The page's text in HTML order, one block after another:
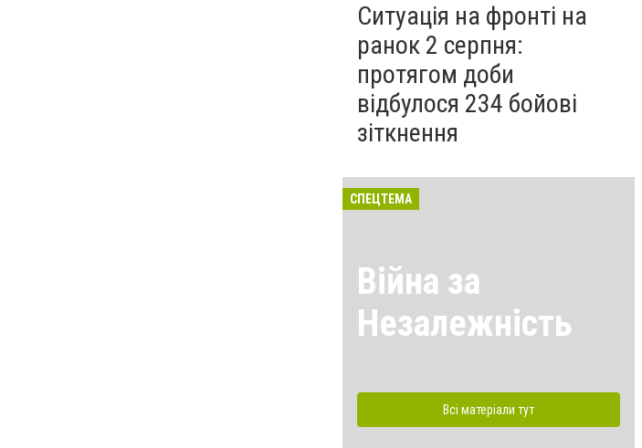
Ситуація на фронті на
ранок 2 серпня:
протягом доби
відбулося 234 бойові
зіткнення
СПЕЦТЕМА
Війна за
Незалежність
Всі матеріали тут